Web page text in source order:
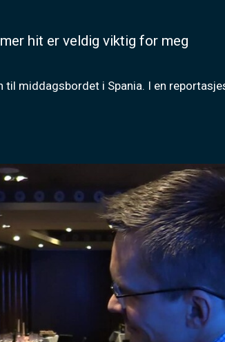
hit er veldig viktig for meg
middagsbordet i Spania. I en